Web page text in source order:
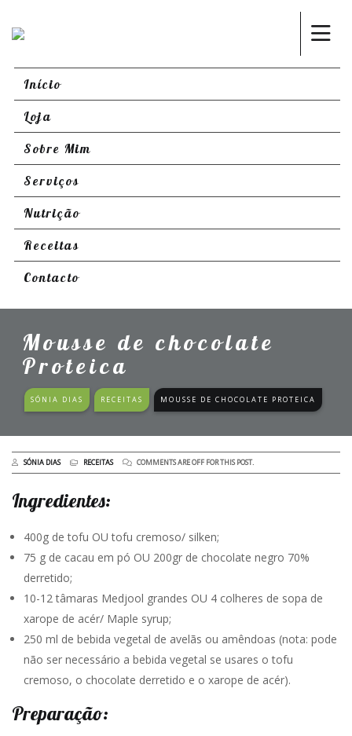
Início
Loja
Sobre Mim
Serviços
Nutrição
Receitas
Contacto
Mousse de chocolate
Proteica
SÓNIA DIAS RECEITAS MOUSSE DE CHOCOLATE PROTEICA
SÓNIA DIAS RECEITAS COMMENTS ARE OFF FOR THIS POST.
Ingredientes:
400g de tofu OU tofu cremoso/ silken;
75 g de cacau em pó OU 200gr de chocolate negro 70%
derretido;
10-12 tâmaras Medjool grandes OU 4 colheres de sopa de
xarope de acér/ Maple syrup;
250 ml de bebida vegetal de avelãs ou amêndoas (nota: pode
não ser necessário a bebida vegetal se usares o tofu
cremoso, o chocolate derretido e o xarope de acér).
Preparação: